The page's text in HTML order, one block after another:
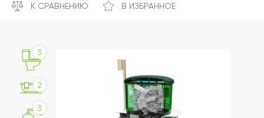
К СРАВНЕНИЮ В ИЗБРАННОЕ
3
2
3